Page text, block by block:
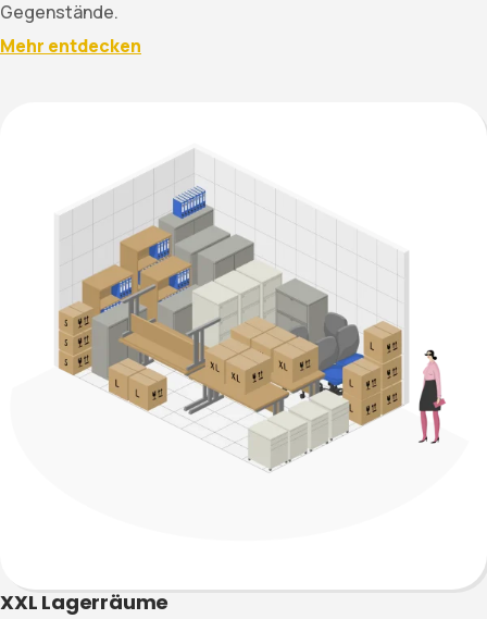
Gegenstände.
Mehr entdecken
XXL Lagerräume